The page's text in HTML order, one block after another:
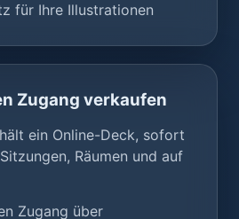
für Ihre Illustrationen
Zugang verkaufen
ein Online-Deck, sofort
Räumen und auf
Zugang über